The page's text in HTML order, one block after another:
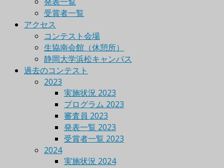
受賞者一覧
アクセス
コンテスト会場
生協南会館（休憩所）
静岡大学浜松キャンパス
過去のコンテスト
2023
実施状況 2023
プログラム 2023
審査員 2023
発表一覧 2023
受賞者一覧 2023
2024
実施状況 2024